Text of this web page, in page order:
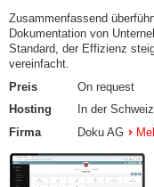
Zusammenfassend
Dokumentation von
Standard, der Effizienz
vereinfacht.
Preis
On request
Hosting
In der Schweiz
Firma
Doku AG